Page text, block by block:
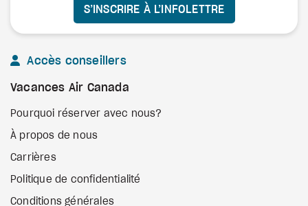
S’INSCRIRE À L’INFOLETTRE
Accès conseillers
Vacances Air Canada
Pourquoi réserver avec nous?
À propos de nous
Carrières
Politique de confidentialité
Conditions générales